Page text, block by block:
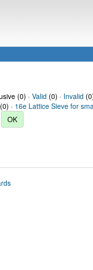
(0) · Valid (0) · Invalid
(0) · 16e Lattice Sieve for